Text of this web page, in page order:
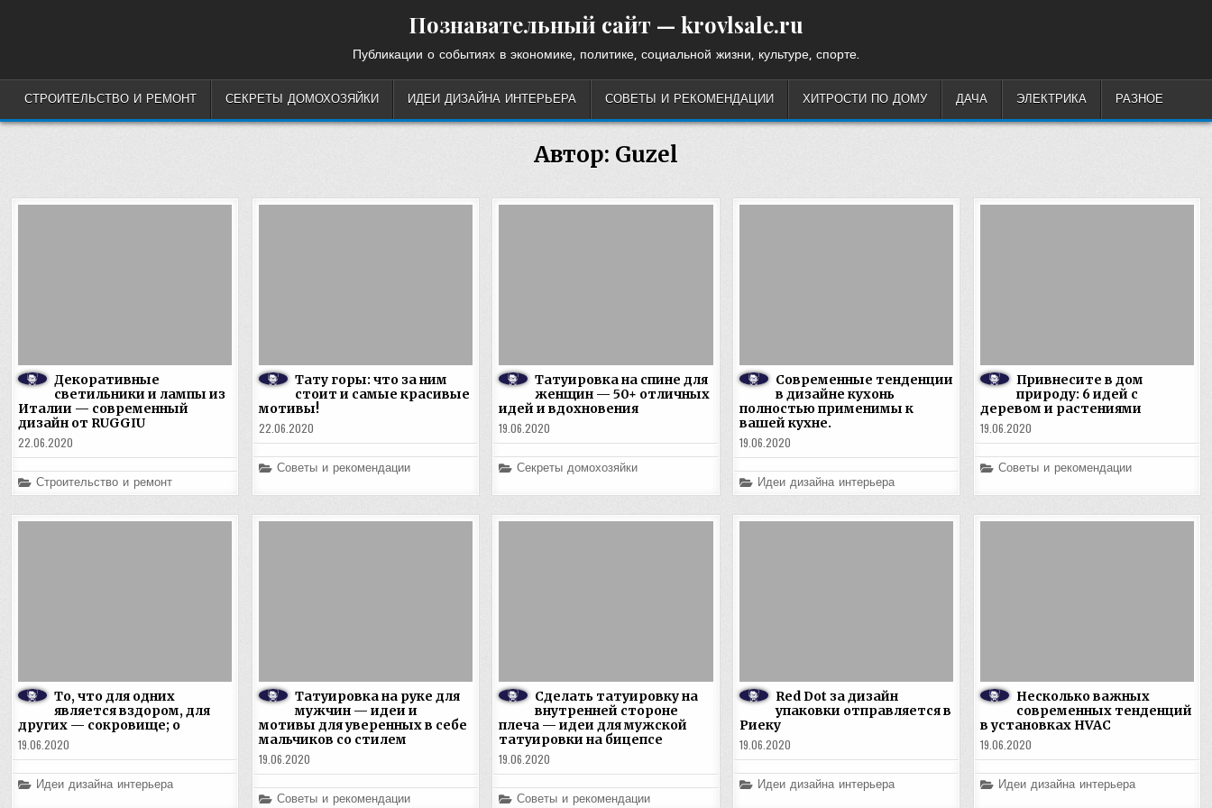
Познавательный сайт — krovlsale.ru
Публикации о событиях в экономике, политике, социальной жизни, культуре, спорте.
СТРОИТЕЛЬСТВО И РЕМОНТ СЕКРЕТЫ ДОМОХОЗЯЙКИ ИДЕИ ДИЗАЙНА ИНТЕРЬЕРА СОВЕТЫ И РЕКОМЕНДАЦИИ ХИТРОСТИ ПО ДОМУ ДАЧА ЭЛЕКТРИКА РАЗНОЕ
Автор: Guzel
Декоративные
светильники и лампы из
Италии — современный
дизайн от RUGGIU
22.06.2020
Posted
in
Строительство и ремонт
Тату горы: что за ним
стоит и самые красивые
мотивы!
22.06.2020
Posted
Советы и рекомендации
Татуировка на спине для
женщин — 50+ отличных
идей и вдохновения
19.06.2020
Posted
Секреты домохозяйки
Современные тенденции
в дизайне кухонь
полностью применимы к
вашей кухне.
19.06.2020
Posted
in
Идеи дизайна интерьера
Привнесите в дом
природу: 6 идей с
деревом и растениями
19.06.2020
Posted
Советы и рекомендации
То, что для одних
является вздором, для
других — сокровище; o
19.06.2020
Posted
in
Идеи дизайна интерьера
Татуировка на руке для
мужчин — идеи и
мотивы для уверенных в себе
мальчиков со стилем
19.06.2020
Posted
Советы и рекомендации
Сделать татуировку на
внутренней стороне
плеча — идеи для мужской
татуировки на бицепсе
19.06.2020
Posted
Советы и рекомендации
Red Dot за дизайн
упаковки отправляется в
Риеку
19.06.2020
Posted
in
Идеи дизайна интерьера
Несколько важных
современных тенденций
в установках HVAC
19.06.2020
Posted
in
Идеи дизайна интерьера